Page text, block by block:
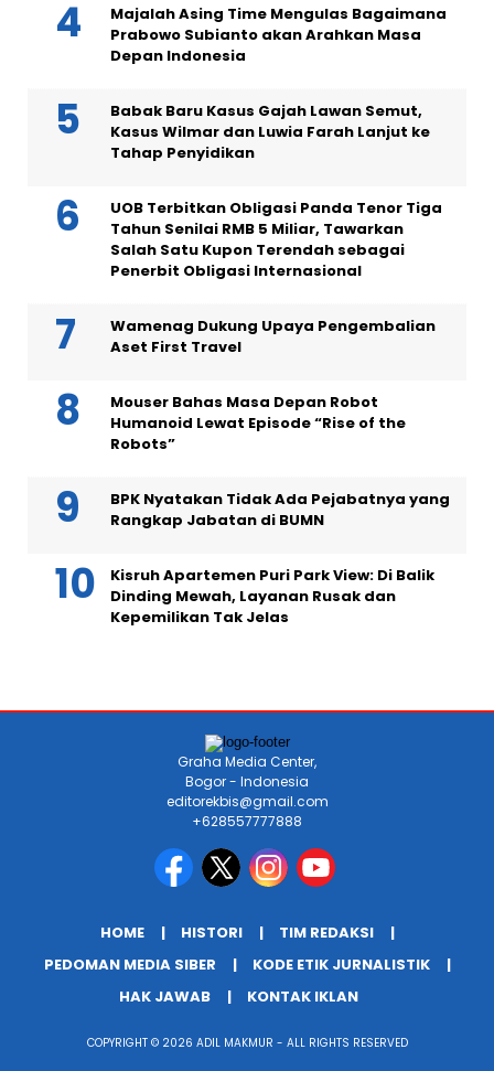
Majalah Asing Time Mengulas Bagaimana
Prabowo Subianto akan Arahkan Masa
Depan Indonesia
Babak Baru Kasus Gajah Lawan Semut,
Kasus Wilmar dan Luwia Farah Lanjut ke
Tahap Penyidikan
UOB Terbitkan Obligasi Panda Tenor Tiga
Tahun Senilai RMB 5 Miliar, Tawarkan
Salah Satu Kupon Terendah sebagai
Penerbit Obligasi Internasional
Wamenag Dukung Upaya Pengembalian
Aset First Travel
Mouser Bahas Masa Depan Robot
Humanoid Lewat Episode “Rise of the
Robots”
BPK Nyatakan Tidak Ada Pejabatnya yang
Rangkap Jabatan di BUMN
Kisruh Apartemen Puri Park View: Di Balik
Dinding Mewah, Layanan Rusak dan
Kepemilikan Tak Jelas
Graha Media Center,
Bogor - Indonesia
editorekbis@gmail.com
+628557777888
HOME HISTORI
TIM REDAKSI
PEDOMAN MEDIA SIBER
KODE ETIK JURNALISTIK
HAK JAWAB
KONTAK IKLAN
COPYRIGHT © 2026 ADIL MAKMUR - ALL RIGHTS RESERVED